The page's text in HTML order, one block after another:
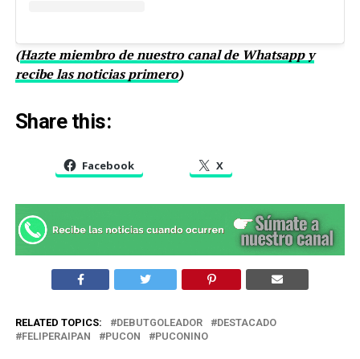
(Hazte miembro de nuestro canal de Whatsapp y
recibe las noticias primero)
Share this:
Facebook X
RELATED TOPICS: DEBUTGOLEADOR
DESTACADO
FELIPERAIPAN
PUCON PUCONINO